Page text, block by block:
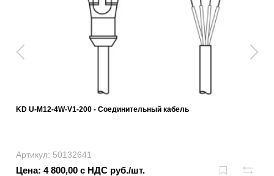
KD U-M12-4W-V1-200 - Соединительный кабель
Артикул: 50132641
Цена: 4 800,00 с НДС руб./шт.